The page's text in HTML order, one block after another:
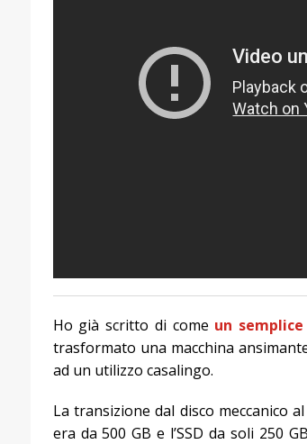
Ho già scritto di come un
trasformato una macchina
ad un utilizzo casalingo.
La transizione dal disco meccanico
era da 500 GB e l’SSD da soli 250